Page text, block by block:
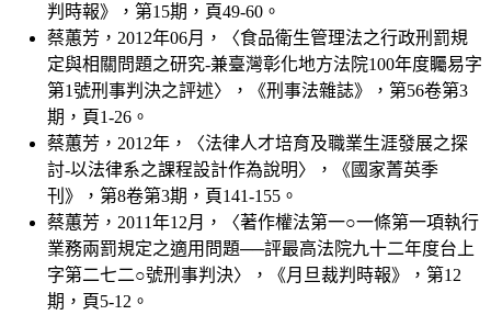
判時報》，第15期，頁49-60。
蔡蕙芳，2012年06月，〈食品衛生管理法之行政刑罰規
定與相關問題之研究-兼臺灣彰化地方法院100年度矚易字
第1號刑事判決之評述〉，《刑事法雜誌》，第56卷第3
期，頁1-26。
蔡蕙芳，2012年，〈法律人才培育及職業生涯發展之探
討-以法律系之課程設計作為說明〉，《國家菁英季
刊》，第8卷第3期，頁141-155。
蔡蕙芳，2011年12月，〈著作權法第一○一條第一項執行
業務兩罰規定之適用問題──評最高法院九十二年度台上
字第二七二○號刑事判決〉，《月旦裁判時報》，第12
期，頁5-12。